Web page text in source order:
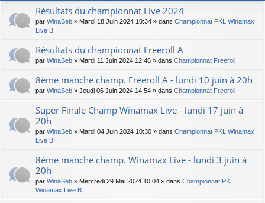
Résultats du championnat Live 2024
par WinaSeb » Mardi 18 Juin 2024 10:34 » dans Championnat PKL Winamax
Live B
Résultats du championnat Freeroll A
par WinaSeb » Mardi 11 Juin 2024 12:46 » dans Championnat Freeroll
8ème manche champ. Freeroll A - lundi 10 juin à 20h
par WinaSeb » Jeudi 06 Juin 2024 14:54 » dans Championnat Freeroll
Super Finale Champ Winamax Live - lundi 17 juin à
20h
par WinaSeb » Mardi 04 Juin 2024 10:30 » dans Championnat PKL Winamax
Live B
8ème manche champ. Winamax Live - lundi 3 juin à
20h
par WinaSeb » Mercredi 29 Mai 2024 10:04 » dans Championnat PKL
Winamax Live B